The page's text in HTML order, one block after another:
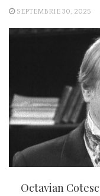
SEPTEMBRIE 30, 2025
Octavian